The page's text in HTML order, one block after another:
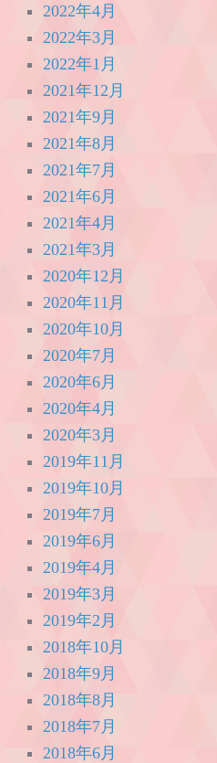
2022年4月
2022年3月
2022年1月
2021年12月
2021年9月
2021年8月
2021年7月
2021年6月
2021年4月
2021年3月
2020年12月
2020年11月
2020年10月
2020年7月
2020年6月
2020年4月
2020年3月
2019年11月
2019年10月
2019年7月
2019年6月
2019年4月
2019年3月
2019年2月
2018年10月
2018年9月
2018年8月
2018年7月
2018年6月